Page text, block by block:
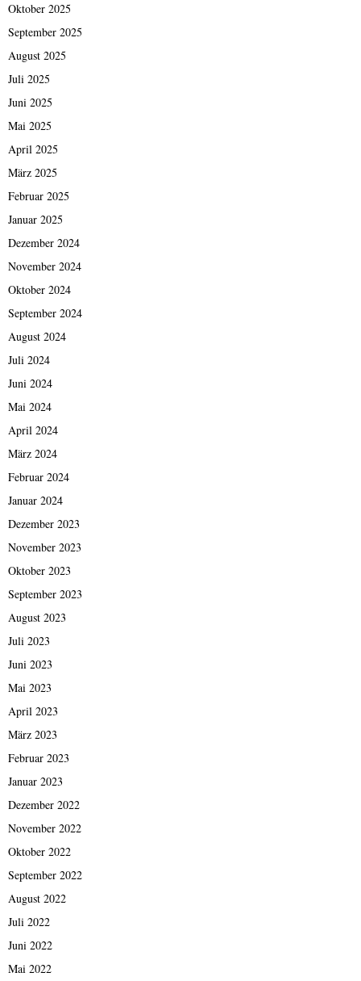
Oktober 2025
September 2025
August 2025
Juli 2025
Juni 2025
Mai 2025
April 2025
März 2025
Februar 2025
Januar 2025
Dezember 2024
November 2024
Oktober 2024
September 2024
August 2024
Juli 2024
Juni 2024
Mai 2024
April 2024
März 2024
Februar 2024
Januar 2024
Dezember 2023
November 2023
Oktober 2023
September 2023
August 2023
Juli 2023
Juni 2023
Mai 2023
April 2023
März 2023
Februar 2023
Januar 2023
Dezember 2022
November 2022
Oktober 2022
September 2022
August 2022
Juli 2022
Juni 2022
Mai 2022